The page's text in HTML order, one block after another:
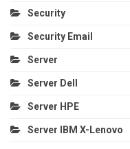
Security
Security Email
Server
Server Dell
Server HPE
Server IBM X-Lenovo